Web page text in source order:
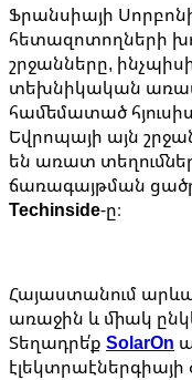
Ֆրանսիայի
հետազոտողների
շրջանները,
տեխնիկական
համեմատած
Եվրոպայի այն
են առատ
ճառագայթման
Techinside-ը։
Հայաստանում
առաջին և միակ
Տեղադրե՛ք SolarOn